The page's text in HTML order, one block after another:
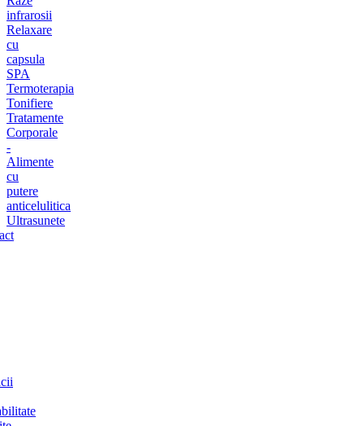
infrarosii
Relaxare
cu
capsula
SPA
Termoterapia
Tonifiere
Tratamente
Corporale
-
Alimente
cu
putere
anticelulitica
Ultrasunete